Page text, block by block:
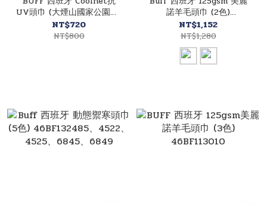
UV頭巾 (大煙山國家公園色)
46BF137838
NT$720
NT$800
諾羊毛頭巾 (2色)
46BF134683、
46BF134685
NT$1,152
NT$1,280